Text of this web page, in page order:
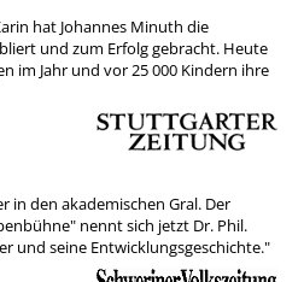
hat Johannes Minuth die
und zum Erfolg gebracht. Heute
im Jahr und vor 25 000 Kindern ihre
in den akademischen Gral. Der
nennt sich jetzt Dr. Phil.
und seine Entwicklungsgeschichte."